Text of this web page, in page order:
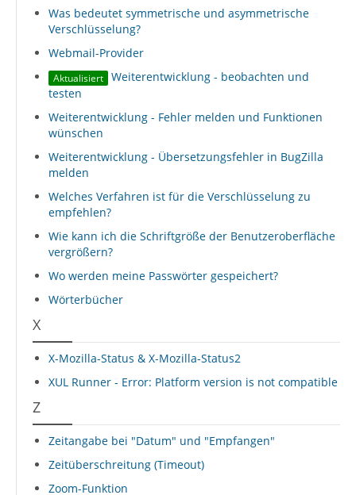
Was bedeutet symmetrische und asymmetrische
Verschlüsselung?
Webmail-Provider
Aktualisiert Weiterentwicklung - beobachten und
testen
Weiterentwicklung - Fehler melden und Funktionen
wünschen
Weiterentwicklung - Übersetzungsfehler in BugZilla
melden
Welches Verfahren ist für die Verschlüsselung zu
empfehlen?
Wie kann ich die Schriftgröße der Benutzeroberfläche
vergrößern?
Wo werden meine Passwörter gespeichert?
Wörterbücher
X
X-Mozilla-Status & X-Mozilla-Status2
XUL Runner - Error: Platform version is not compatible
Z
Zeitangabe bei "Datum" und "Empfangen"
Zeitüberschreitung (Timeout)
Zoom-Funktion